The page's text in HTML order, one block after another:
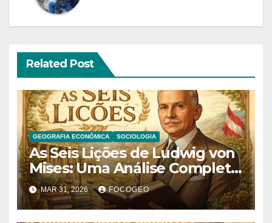
Related Post
GEOGRAFIA ECONÔMICA SOCIOLOGIA
As Seis Lições de Ludwig von
Mises: Uma Análise Completa
das Ideias Fundamentais do
Liberalismo Econômico
MAR 31, 2026 FOCOGEO